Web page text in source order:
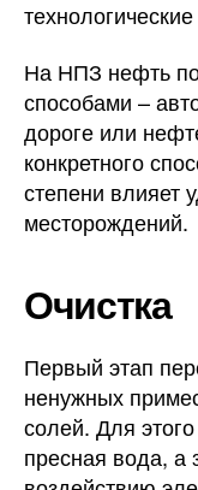
На НПЗ нефть
способами –
дороге или
конкретного
степени влияет
месторождений.
Очистка
Первый этап
ненужных
солей. Для
пресная вода, а